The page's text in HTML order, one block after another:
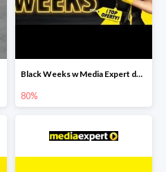
Black Weeks w Media Expert do -80%
80%